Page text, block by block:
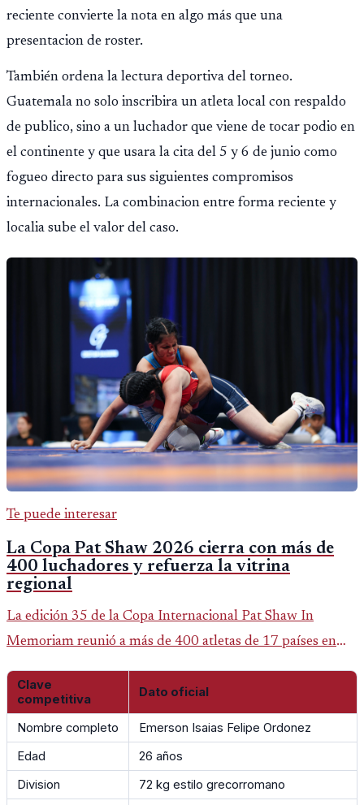
reciente convierte la nota en algo más que una
presentacion de roster.
También ordena la lectura deportiva del torneo.
Guatemala no solo inscribira un atleta local con respaldo
de publico, sino a un luchador que viene de tocar podio en
el continente y que usara la cita del 5 y 6 de junio como
fogueo directo para sus siguientes compromisos
internacionales. La combinacion entre forma reciente y
localia sube el valor del caso.
Te puede interesar
La Copa Pat Shaw 2026 cierra con más de
400 luchadores y refuerza la vitrina
regional
La edición 35 de la Copa Internacional Pat Shaw In
Memoriam reunió a más de 400 atletas de 17 países en
Guatemala y dejó una participación destacada de la
delegación nacional, según el balance oficial de CDAG.
Clave
competitiva
Dato oficial
Nombre completo
Emerson Isaias Felipe Ordonez
Edad
26 años
Division
72 kg estilo grecorromano